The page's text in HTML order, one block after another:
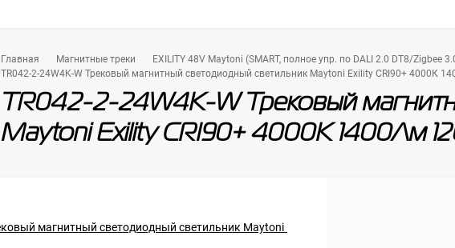
Главная Магнитные треки
EXILITY 48V Maytoni (SMART, полное упр. по DALI 2.0 DT8/Zigbee
TR042-2-24W4K-W Трековый магнитный светодиодный светильник Maytoni Exility CRI90+ 4000К
TR042-2-24W4K-W Трековый
Maytoni Exility CRI90+ 4000К 1400Лм